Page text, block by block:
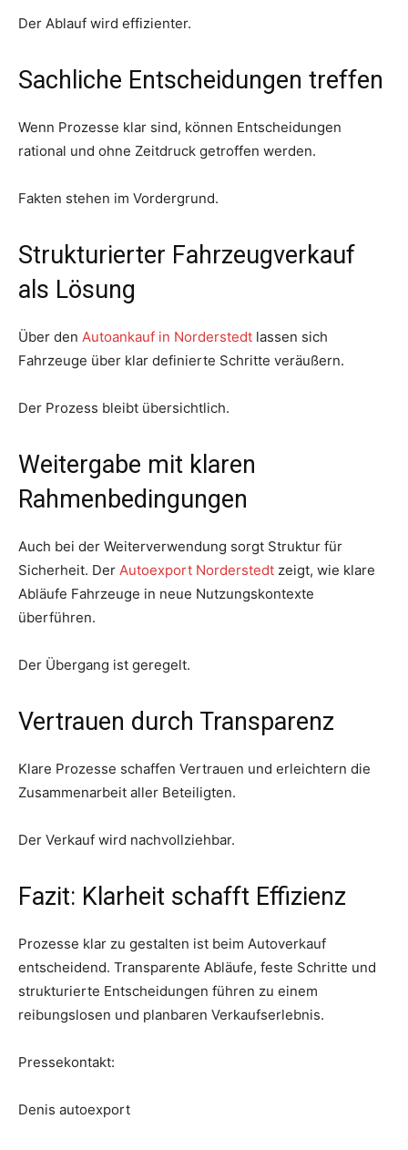
Der Ablauf wird effizienter.
Sachliche Entscheidungen treffen
Wenn Prozesse klar sind, können Entscheidungen
rational und ohne Zeitdruck getroffen werden.
Fakten stehen im Vordergrund.
Strukturierter Fahrzeugverkauf
als Lösung
Über den Autoankauf in Norderstedt lassen sich
Fahrzeuge über klar definierte Schritte veräußern.
Der Prozess bleibt übersichtlich.
Weitergabe mit klaren
Rahmenbedingungen
Auch bei der Weiterverwendung sorgt Struktur für
Sicherheit. Der Autoexport Norderstedt zeigt, wie klare
Abläufe Fahrzeuge in neue Nutzungskontexte
überführen.
Der Übergang ist geregelt.
Vertrauen durch Transparenz
Klare Prozesse schaffen Vertrauen und erleichtern die
Zusammenarbeit aller Beteiligten.
Der Verkauf wird nachvollziehbar.
Fazit: Klarheit schafft Effizienz
Prozesse klar zu gestalten ist beim Autoverkauf
entscheidend. Transparente Abläufe, feste Schritte und
strukturierte Entscheidungen führen zu einem
reibungslosen und planbaren Verkaufserlebnis.
Pressekontakt:
Denis autoexport